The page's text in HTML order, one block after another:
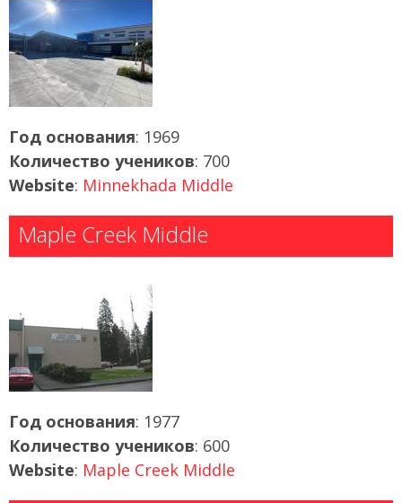
Год основания: 1969
Количество учеников: 700
Website: Minnekhada Middle
Maple Creek Middle
Год основания: 1977
Количество учеников: 600
Website: Maple Creek Middle